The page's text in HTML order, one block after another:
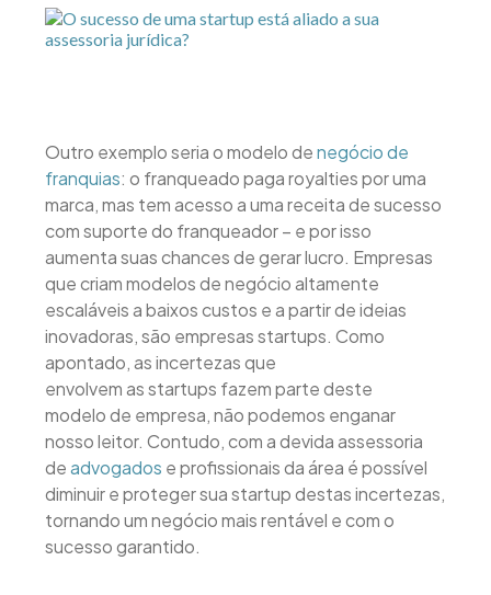
Outro exemplo seria o modelo denegócio de
franquias: o franqueado paga royalties por uma
marca, mas tem acesso a uma receita de sucesso
com suporte do franqueador – e por isso
aumenta suas chances de gerar lucro. Empresas
que criam modelos de negócio altamente
escaláveis a baixos custos e a partir de ideias
inovadoras, são empresas startups. Como
apontado, as incertezas que
envolvem as startups fazem parte deste
modelo de empresa, não podemos enganar
nosso leitor. Contudo, com a devida assessoria
deadvogados e profissionais da área é possível
diminuir e proteger sua startup destas incertezas,
tornando um negócio mais rentável e com o
sucesso garantido.